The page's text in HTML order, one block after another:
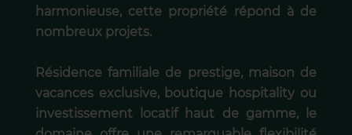
harmonieuse, cette propriété répond à de
nombreux projets.
Résidence familiale de prestige, maison de
vacances exclusive, boutique hospitality ou
investissement locatif haut de gamme, le